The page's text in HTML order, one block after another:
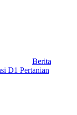
Berita
D1 Pertanian